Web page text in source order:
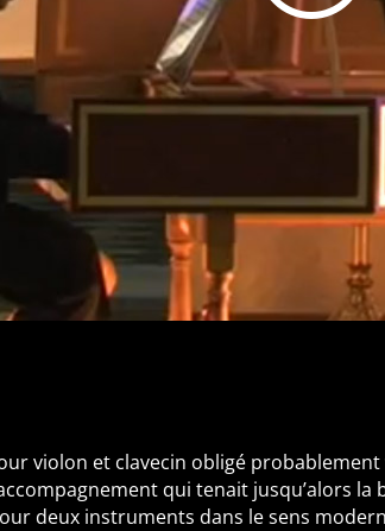
violon et clavecin obligé
qui tenait jusqu’alors
deux instruments dans le sens